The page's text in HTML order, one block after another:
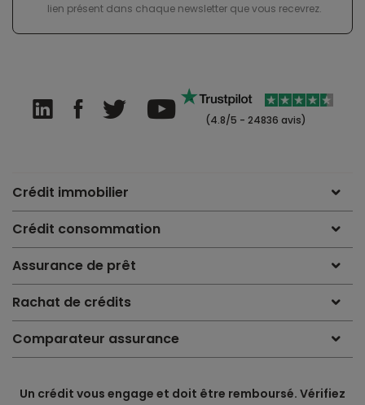
lien présent dans chaque newsletter que vous recevrez.
(4.8/5 - 24836 avis)
Crédit immobilier
Crédit consommation
Assurance de prêt
Rachat de crédits
Comparateur assurance
Un crédit vous engage et doit être remboursé. Vérifiez